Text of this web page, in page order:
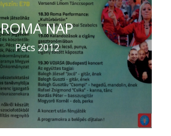
ROMA NAP
Pécs 2012